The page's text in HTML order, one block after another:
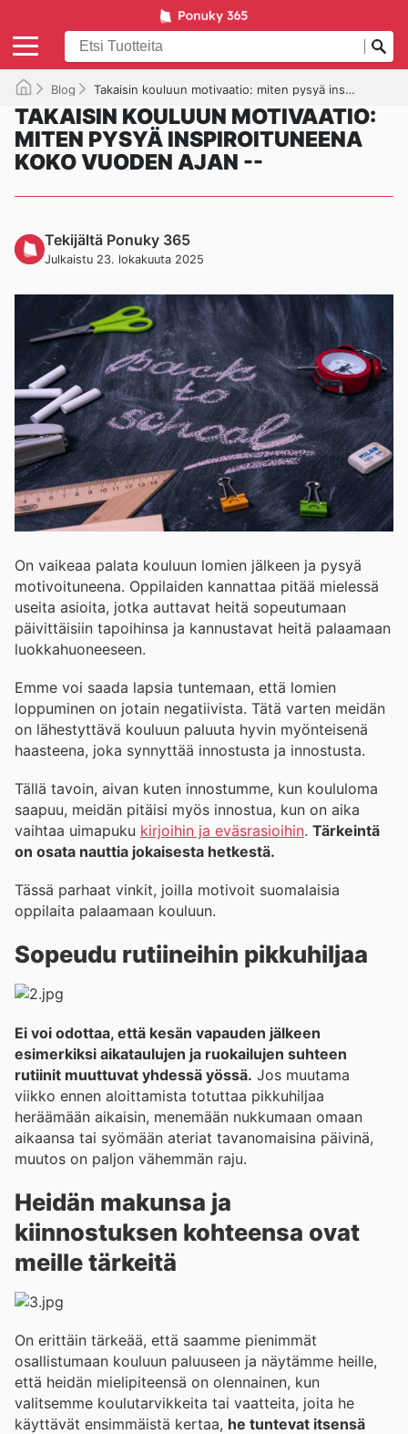
Blog Takaisin kouluun motivaatio: miten pysyä inspiroituneena koko vuoden ajan --
TAKAISIN KOULUUN MOTIVAATIO:
MITEN PYSYÄ INSPIROITUNEENA
KOKO VUODEN AJAN --
Tekijältä Ponuky 365
Julkaistu 23. lokakuuta 2025
On vaikeaa palata kouluun lomien jälkeen ja pysyä
motivoituneena. Oppilaiden kannattaa pitää mielessä
useita asioita, jotka auttavat heitä sopeutumaan
päivittäisiin tapoihinsa ja kannustavat heitä palaamaan
luokkahuoneeseen.
Emme voi saada lapsia tuntemaan, että lomien
loppuminen on jotain negatiivista. Tätä varten meidän
on lähestyttävä kouluun paluuta hyvin myönteisenä
haasteena, joka synnyttää innostusta ja innostusta.
Tällä tavoin, aivan kuten innostumme, kun koululoma
saapuu, meidän pitäisi myös innostua, kun on aika
vaihtaa uimapuku kirjoihin ja eväsrasioihin. Tärkeintä
on osata nauttia jokaisesta hetkestä.
Tässä parhaat vinkit, joilla motivoit suomalaisia
oppilaita palaamaan kouluun.
Sopeudu rutiineihin pikkuhiljaa
Ei voi odottaa, että kesän vapauden jälkeen
esimerkiksi aikataulujen ja ruokailujen suhteen
rutiinit muuttuvat yhdessä yössä. Jos muutama
viikko ennen aloittamista totuttaa pikkuhiljaa
heräämään aikaisin, menemään nukkumaan omaan
aikaansa tai syömään ateriat tavanomaisina päivinä,
muutos on paljon vähemmän raju.
Heidän makunsa ja
kiinnostuksen kohteensa ovat
meille tärkeitä
On erittäin tärkeää, että saamme pienimmät
osallistumaan kouluun paluuseen ja näytämme heille,
että heidän mielipiteensä on olennainen, kun
valitsemme koulutarvikkeita tai vaatteita, joita he
käyttävät ensimmäistä kertaa, he tuntevat itsensä